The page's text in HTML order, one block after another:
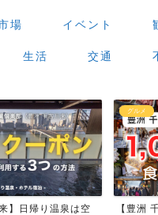
場 イベント
生活 交通
】日帰り温泉は空
グルメ
【豊洲